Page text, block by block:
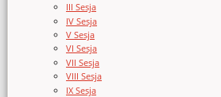
III Sesja
IV Sesja
V Sesja
VI Sesja
VII Sesja
VIII Sesja
IX Sesja